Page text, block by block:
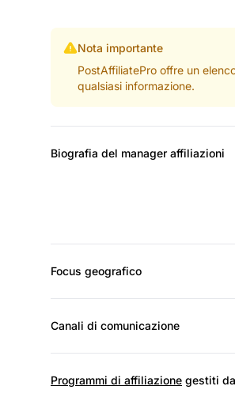
Nota importante
PostAffiliatePro offre un
qualsiasi informazione.
Biografia del manager affiliazioni
Focus geografico
Canali di comunicazione
Programmi di affiliazione gestiti